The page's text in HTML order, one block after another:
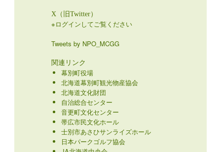
X（旧Twitter）
※ログインしてご覧ください
Tweets by NPO_MCGG
関連リンク
幕別町役場
北海道幕別町観光物産協会
北海道文化財団
自治総合センター
音更町文化センター
帯広市民文化ホール
士別市あさひサンライズホール
日本パークゴルフ協会